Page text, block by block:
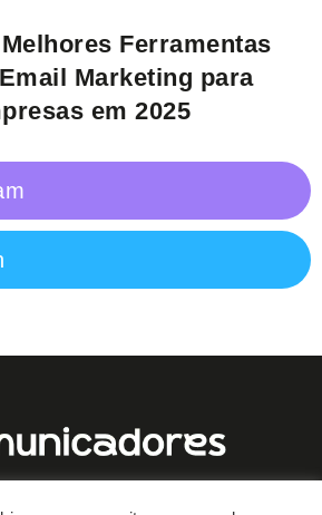
Ferramentas
Marketing para
em 2025